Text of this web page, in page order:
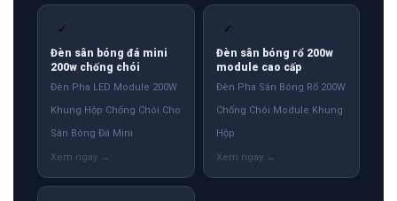
✓
Đèn sân bóng đá mini
200w chống chói
Đèn Pha LED Module 200W
Khung Hộp Chống Chói Cho
Sân Bóng Đá Mini
✓
Đèn sân bóng rổ 200w
module cao cấp
Đèn Pha Sân Bóng Rổ 200W
Chống Chói Module Khung
Hộp